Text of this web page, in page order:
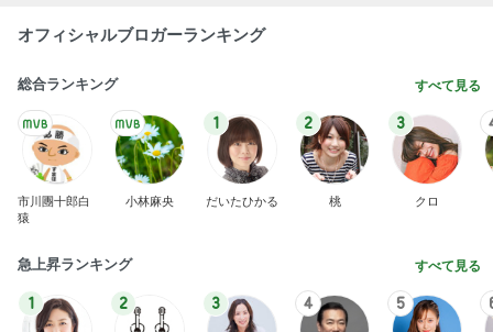
オフィシャルブロガーランキング
総合ランキング すべて見る
市川團十郎白
猿
小林麻央
1
だいたひかる
2
桃
3
クロ
急上昇ランキング すべて見る
1 2 3 4 5